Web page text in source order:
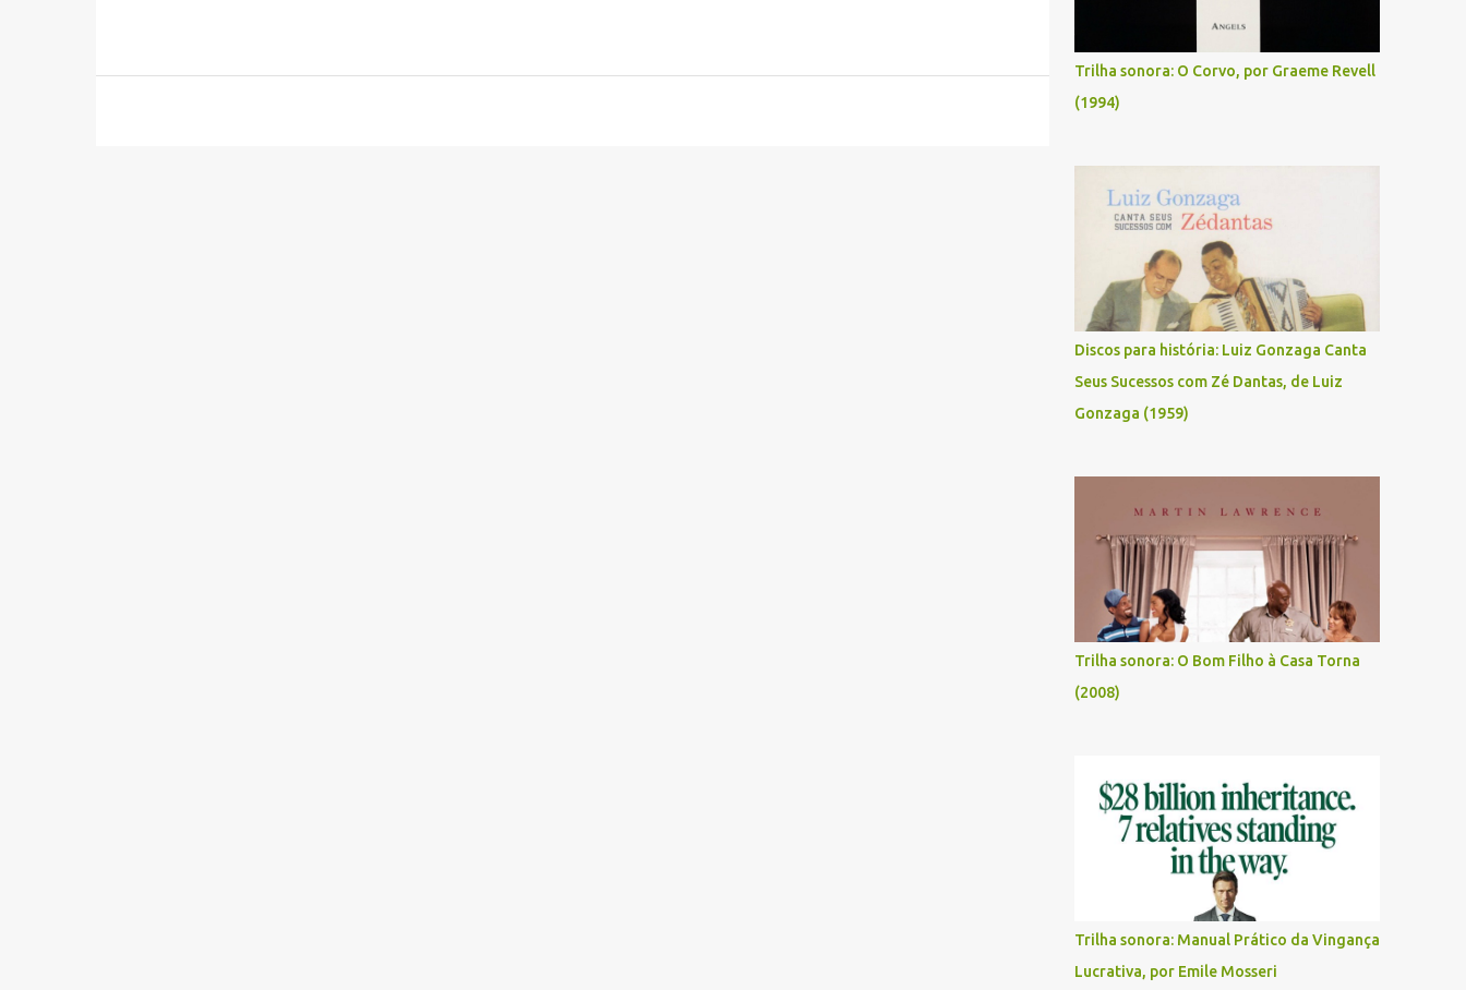
Trilha sonora: O Corvo, por Graeme Revell
(1994)
Discos para história: Luiz Gonzaga Canta
Seus Sucessos com Zé Dantas, de Luiz
Gonzaga (1959)
Trilha sonora: O Bom Filho à Casa Torna
(2008)
Trilha sonora: Manual Prático da Vingança
Lucrativa, por Emile Mosseri